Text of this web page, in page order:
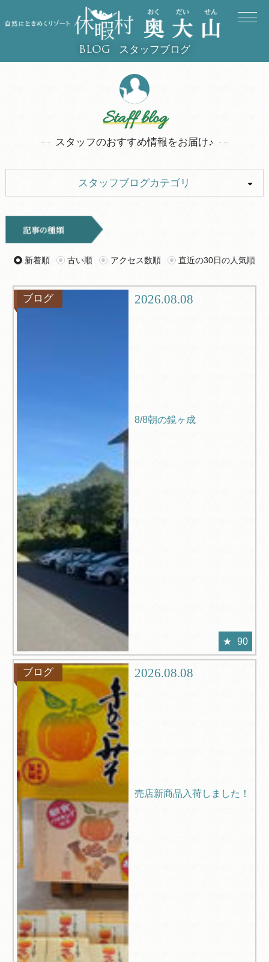
BLOG スタッフブログ
Staff blog
スタッフのおすすめ情報をお届け♪
スタッフブログカテゴリ
キャンプ
旅行記 ツアー
グルメ
新着順 古い順 アクセス数順 直近の30日の人気順
ブログ 2026.08.08
8/8朝の鏡ヶ成
90
ブログ 2026.08.08
売店新商品入荷しました！